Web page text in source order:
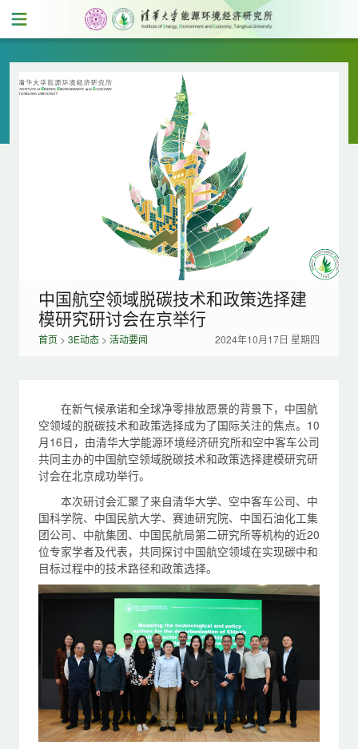
中国航空领域脱碳技术和政策选择建
模研究研讨会在京举行
首页 > 3E动态 > 活动要闻 2024年10月17日 星期四
在新气候承诺和全球净零排放愿景的背景下，中国航
空领域的脱碳技术和政策选择成为了国际关注的焦点。10
月16日，由清华大学能源环境经济研究所和空中客车公司
共同主办的中国航空领域脱碳技术和政策选择建模研究研
讨会在北京成功举行。
本次研讨会汇聚了来自清华大学、空中客车公司、中
国科学院、中国民航大学、赛迪研究院、中国石油化工集
团公司、中航集团、中国民航局第二研究所等机构的近20
位专家学者及代表，共同探讨中国航空领域在实现碳中和
目标过程中的技术路径和政策选择。